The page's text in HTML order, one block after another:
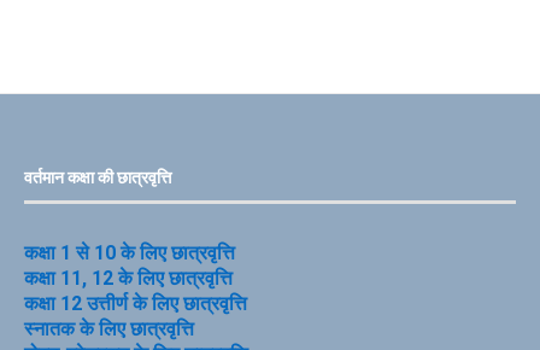
वर्तमान कक्षा की छात्रवृत्ति
कक्षा 1 से 10 के लिए छात्रवृत्ति
कक्षा 11, 12 के लिए छात्रवृत्ति
कक्षा 12 उत्तीर्ण के लिए छात्रवृत्ति
स्नातक के लिए छात्रवृत्ति